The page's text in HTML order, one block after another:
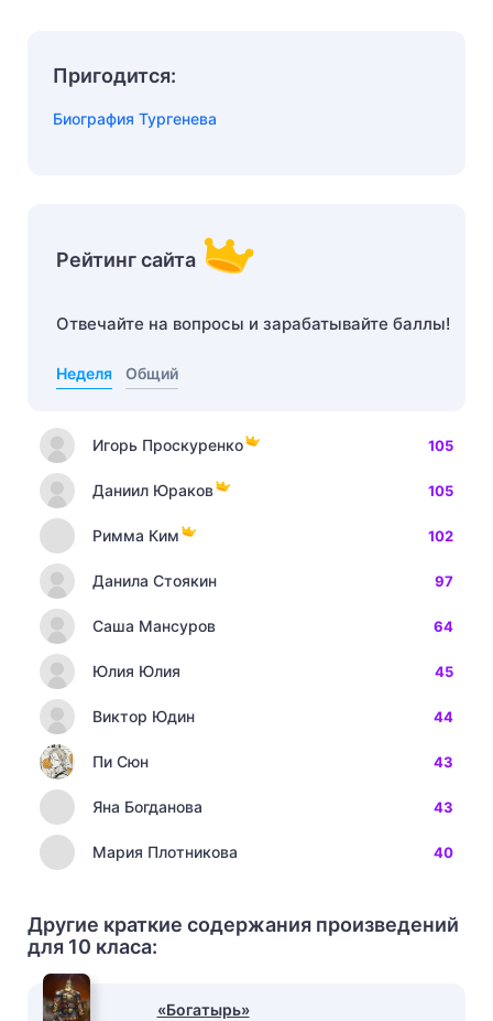
Пригодится:
Биография Тургенева
Рейтинг сайта
Отвечайте на вопросы и зарабатывайте баллы!
Неделя Общий
Игорь Проскуренко 105
Даниил Юраков 105
Римма Ким 102
Данила Стоякин 97
Саша Мансуров 64
Юлия Юлия 45
Виктор Юдин 44
Пи Сюн 43
Яна Богданова 43
Мария Плотникова 40
Другие краткие содержания произведений
для 10 класа:
«Богатырь»